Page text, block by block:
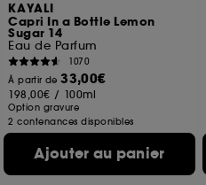
KAYALI
Capri In a Bottle Lemon
Sugar 14
Eau de Parfum
1070
À partir de33,00€
198,00€ / 100ml
Option gravure
2 contenances disponibles
Ajouter au panier